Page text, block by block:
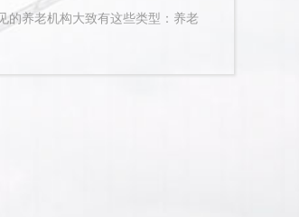
养老机构大致有这些类型：养老